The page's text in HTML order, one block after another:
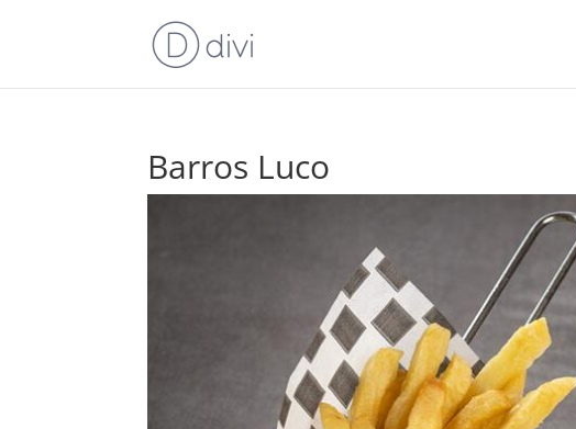
Barros Luco